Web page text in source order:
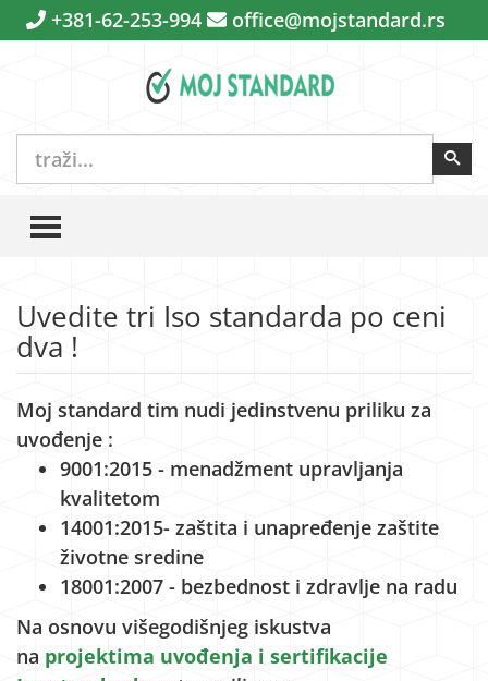
+381-62-253-994 office@mojstandard.rs
traži...
TOGGLE MENU
Uvedite tri Iso standarda po ceni
dva !
Moj standard tim nudi jedinstvenu priliku za
uvođenje :
9001:2015 - menadžment upravljanja
kvalitetom
14001:2015- zaštita i unapređenje zaštite
životne sredine
18001:2007 - bezbednost i zdravlje na radu
Na osnovu višegodišnjeg iskustva
na projektima uvođenja i sertifikacije